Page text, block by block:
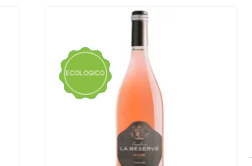
EDIZIONE
LIMITATA
ECOLOGICO